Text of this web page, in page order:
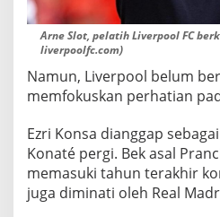
Arne Slot, pelatih Liverpool FC
liverpoolfc.com)
Namun, Liverpool belum
memfokuskan perhatian
Ezri Konsa dianggap
Konaté pergi. Bek asal
memasuki tahun terakhir
juga diminati oleh Real